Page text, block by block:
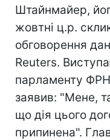
Штайнмайер,
жовтні ц.р.
обговорення
Reuters.
парламенту
заявив: "Мене,
що дія цього
припинена".